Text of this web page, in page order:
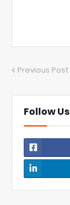
Previous Post
Follow Us